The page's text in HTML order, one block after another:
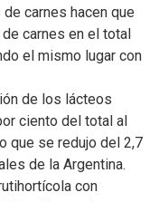
carnes hacen que
carnes en el total
el mismo lugar con
de los lácteos
ciento del total al
que se redujo del 2,7
de la Argentina.
con